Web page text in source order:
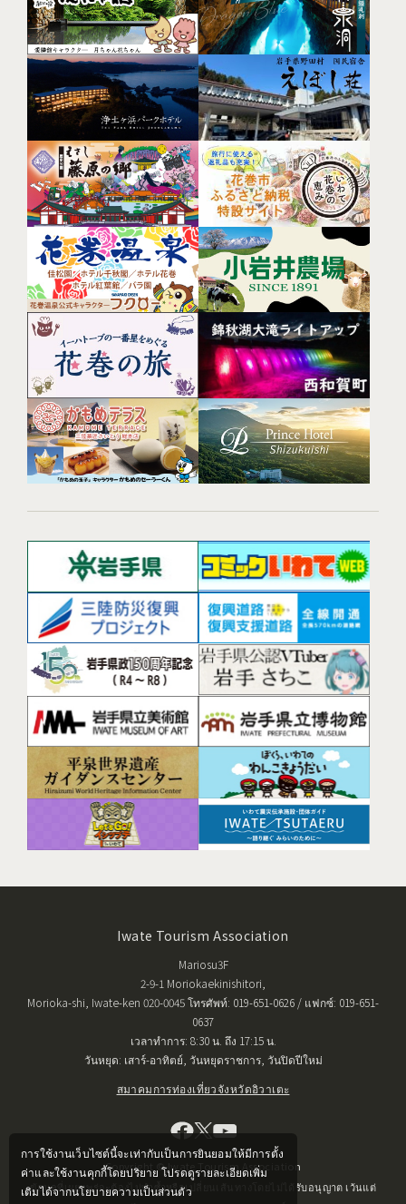
การใช้งานเว็บไซต์นี้จะเท่ากับเป็นการยินยอมให้มีการตั้ง
ค่าและใช้งานคุกกี้โดยปริยาย โปรดดูรายละเอียดเพิ่ม
เติมได้จากนโยบายความเป็นส่วนตัว
Iwate Tourism Association
Mariosu3F
2-9-1 Moriokaekinishitori,
Morioka-shi, Iwate-ken 020-0045 โทรศัพท์: 019-651-0626 / แฟกซ์: 019-651-
0637
เวลาทำการ: 8:30 น. ถึง 17:15 น.
วันหยุด: เสาร์-อาทิตย์, วันหยุดราชการ, วันปิดปีใหม่
สมาคมการท่องเที่ยวจังหวัดอิวาเตะ
Copyright © Iwate Tourism Association
ข้อมูลที่เผยแพร่จะต้องไม่ทำซ้ำหรือเปลี่ยนเส้นทางโดยไม่ได้รับอนุญาต เว้นแต่